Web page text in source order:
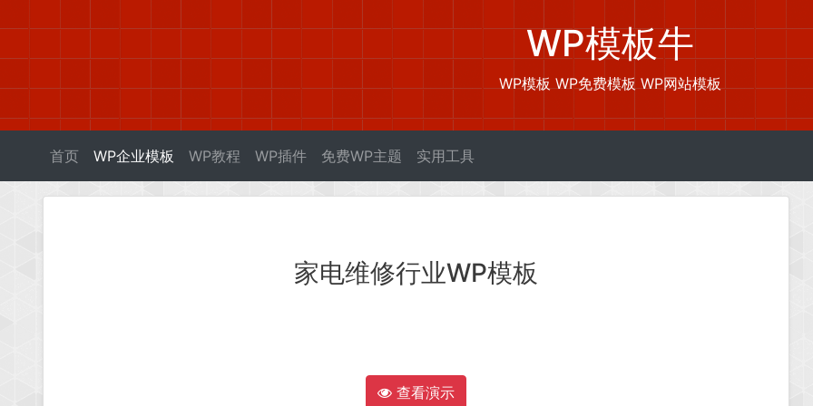
WP模板牛
WP模板 WP免费模板 WP网站模板
首页 WP企业模板 WP教程 WP插件 免费WP主题 实用工具
家电维修行业WP模板
查看演示